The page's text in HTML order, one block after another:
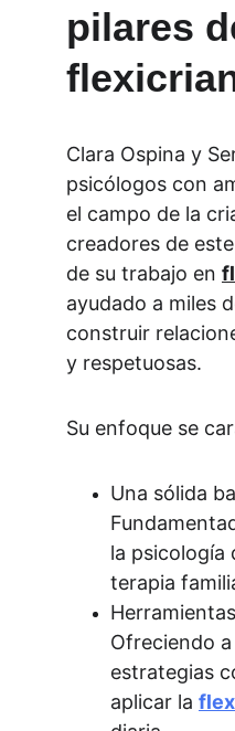
pilares
Clara Ospina y
psicólogos con
el campo de la
creadores de
de su trabajo en
ayudado a miles
construir
y respetuosas.
Su enfoque se
Una sólida
la psicología
terapia
Ofreciendo
estrategias
aplicar la